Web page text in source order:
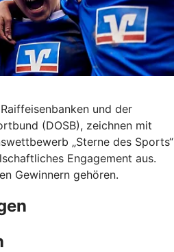
und der
(DOSB), zeichnen mit
„Sterne des Sports“
Engagement aus.
Gewinnern gehören.